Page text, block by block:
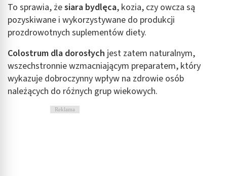
To sprawia, żesiara bydlęca, kozia, czy owcza są
pozyskiwane i wykorzystywane do produkcji
prozdrowotnych suplementów diety.
Colostrum dla dorosłych jest zatem naturalnym,
wszechstronnie wzmacniającym preparatem, który
wykazuje dobroczynny wpływ na zdrowie osób
należących do różnych grup wiekowych.
Reklama